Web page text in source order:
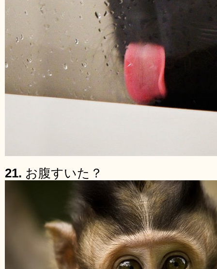
21. お腹すいた？